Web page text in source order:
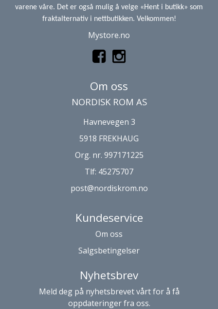
varene våre. Det er også mulig å velge «Hent i butikk» som
fraktalternativ i nettbutikken. Velkommen!
Mystore.no
Om oss
NORDISK ROM AS
Havnevegen 3
5918 FREKHAUG
Org. nr. 997171225
Tlf: 45275707
post@nordiskrom.no
Kundeservice
Om oss
Salgsbetingelser
Nyhetsbrev
Meld deg på nyhetsbrevet vårt for å få
oppdateringer fra oss.